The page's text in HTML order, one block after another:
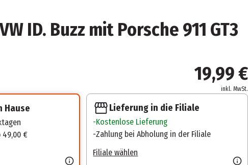
ID. Buzz mit Porsche 911 GT3
19,99 €
inkl. MwSt.
Hause
€
Lieferung in die Filiale
Kostenlose Lieferung
Zahlung bei Abholung in der Filiale
Filiale wählen